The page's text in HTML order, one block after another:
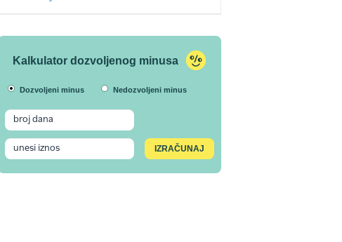
Kalkulator dozvoljenog minusa
Dozvoljeni minus Nedozvoljeni minus